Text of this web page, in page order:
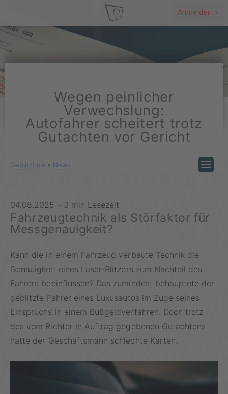
Anmelden ›
Wegen peinlicher
Verwechslung:
Autofahrer scheitert trotz
Gutachten vor Gericht
Geblitzt.de » News
04.08.2025 - 3 min Lesezeit
Fahrzeugtechnik als Störfaktor für
Messgenauigkeit?
Kann die in einem Fahrzeug verbaute Technik die
Genauigkeit eines Laser-Blitzers zum Nachteil des
Fahrers beeinflussen? Das zumindest behauptete der
geblitzte Fahrer eines Luxusautos im Zuge seines
Einspruchs in einem Bußgeldverfahren. Doch trotz
des vom Richter in Auftrag gegebenen Gutachtens
hatte der Geschäftsmann schlechte Karten.